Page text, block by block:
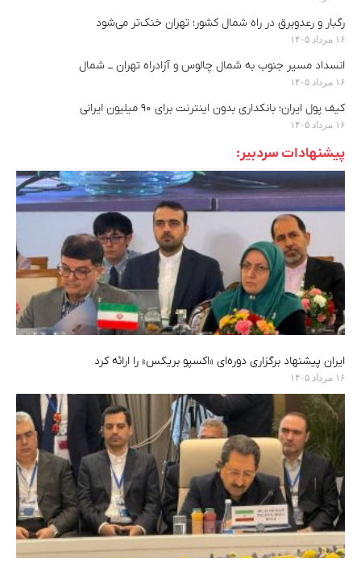
رگبار و رعدوبرق در راه شمال کشور؛ تهران خنک‌تر می‌شود
۱۶ مرداد ۱۴۰۵
انسداد مسیر جنوب به شمال چالوس و آزادراه تهران ــ شمال
۱۶ مرداد ۱۴۰۵
کیف پول ایران؛ بانکداری بدون اینترنت برای ۹۰ میلیون ایرانی
۱۶ مرداد ۱۴۰۵
پیشنهادات سردبیر:
ایران پیشنهاد برگزاری دوره‌ای «اکسپو بریکس» را ارائه کرد
۱۶ مرداد ۱۴۰۵